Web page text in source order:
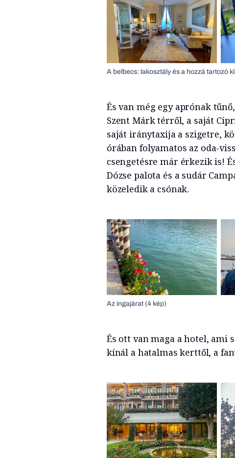
A belbecs: lakosztály és a hozzá tartozó
És van még egy aprónak
Szent Márk térről, a saját
saját iránytaxija a szigetre,
órában folyamatos az oda-
csengetésre már érkezik is!
Dózse palota és a sudár
közeledik a csónak.
Az ingajárat (4 kép)
És ott van maga a hotel, ami
kínál a hatalmas kerttől, a